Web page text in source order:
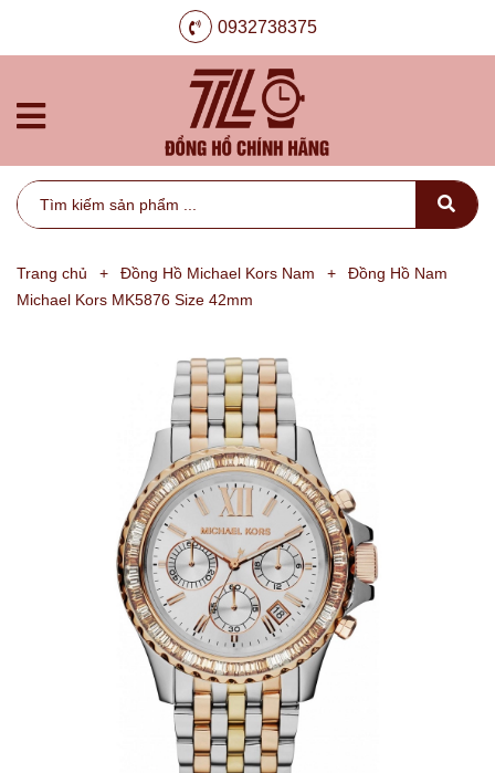
0932738375
Trang chủ + Đồng Hồ Michael Kors Nam +
Đồng Hồ Nam
Michael Kors MK5876 Size 42mm